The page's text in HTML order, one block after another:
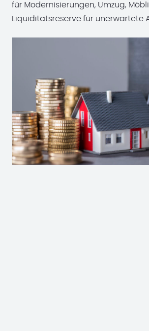
für Modernisierungen, Umzug,
Liquiditätsreserve für unerwartete